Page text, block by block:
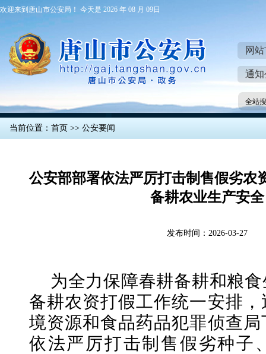
欢迎来到唐山市公安局！ 今天是 2026 年 08 月 09日
网
通
全站
当前位置： 首页 >> 公安要闻
公安部部署依法严厉打击制售假劣农
备耕农业生产安全
发布时间：2026-03-27
为全力保障春耕备耕和粮
备耕农资打假工作统一安排
境资源和食品药品犯罪侦查
依法严厉打击制售假劣种子